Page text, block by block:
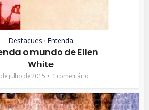
Destaques • Entenda
o mundo de Ellen
White
julho de 2015 1 comentário